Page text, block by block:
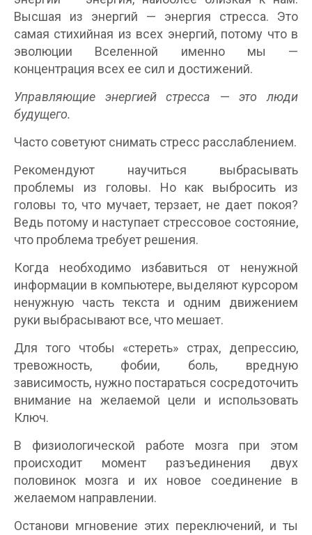
Высшая из энергий — энергия стресса. Это
самая стихийная из всех энергий, потому что в
эволюции Вселенной именно мы —
концентрация всех ее сил и достижений.
Управляющие энергией стресса — это люди
будущего.
Часто советуют снимать стресс расслаблением.
Рекомендуют научиться выбрасывать
проблемы из головы. Но как выбросить из
головы то, что мучает, терзает, не дает покоя?
Ведь потому и наступает стрессовое состояние,
что проблема требует решения.
Когда необходимо избавиться от ненужной
информации в компьютере, выделяют курсором
ненужную часть текста и одним движением
руки выбрасывают все, что мешает.
Для того чтобы «стереть» страх, депрессию,
тревожность, фобии, боль, вредную
зависимость, нужно постараться сосредоточить
внимание на желаемой цели и использовать
Ключ.
В физиологической работе мозга при этом
происходит момент разъединения двух
половинок мозга и их новое соединение в
желаемом направлении.
Останови мгновение этих переключений, и ты